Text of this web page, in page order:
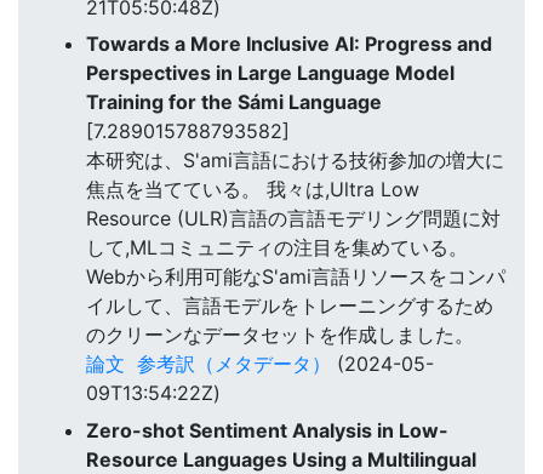
21T05:50:48Z)
Towards a More Inclusive AI: Progress and
Perspectives in Large Language Model
Training for the Sámi Language
[7.289015788793582]
本研究は、S'ami言語における技術参加の増大に
焦点を当てている。 我々は,Ultra Low
Resource (ULR)言語の言語モデリング問題に対
して,MLコミュニティの注目を集めている。
Webから利用可能なS'ami言語リソースをコンパ
イルして、言語モデルをトレーニングするため
のクリーンなデータセットを作成しました。
論文 参考訳（メタデータ）
(2024-05-
09T13:54:22Z)
Zero-shot Sentiment Analysis in Low-
Resource Languages Using a Multilingual